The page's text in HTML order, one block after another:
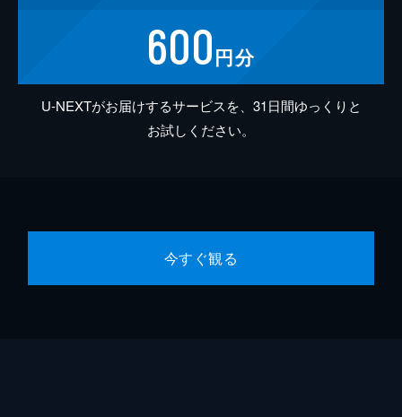
600円分
U-NEXTがお届けするサービスを、31日間ゆっくりと
お試しください。
今すぐ観る